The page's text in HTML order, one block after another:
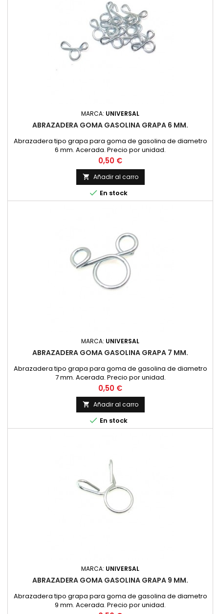
MARCA: UNIVERSAL
ABRAZADERA GOMA GASOLINA GRAPA 6 MM.
Abrazadera tipo grapa para goma de gasolina de diametro
6 mm. Acerada. Precio por unidad.
Precio
0,50 €
 Añadir al carro
 En stock
MARCA: UNIVERSAL
ABRAZADERA GOMA GASOLINA GRAPA 7 MM.
Abrazadera tipo grapa para goma de gasolina de diametro
7 mm. Acerada. Precio por unidad.
Precio
0,50 €
 Añadir al carro
 En stock
MARCA: UNIVERSAL
ABRAZADERA GOMA GASOLINA GRAPA 9 MM.
Abrazadera tipo grapa para goma de gasolina de diametro
9 mm. Acerada. Precio por unidad.